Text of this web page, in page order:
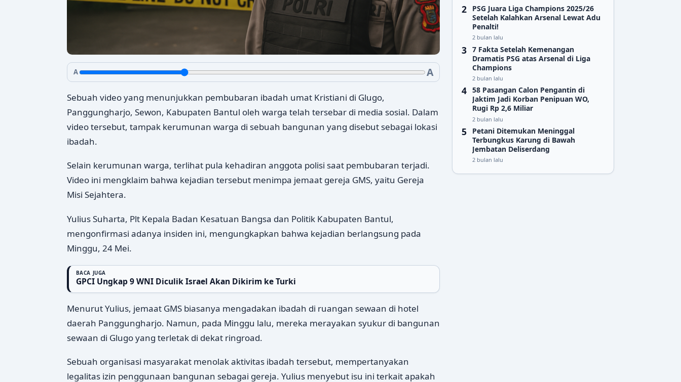
A A
Sebuah video yang menunjukkan pembubaran ibadah umat Kristiani di Glugo,
Panggungharjo, Sewon, Kabupaten Bantul oleh warga telah tersebar di media sosial. Dalam
video tersebut, tampak kerumunan warga di sebuah bangunan yang disebut sebagai lokasi
ibadah.
Selain kerumunan warga, terlihat pula kehadiran anggota polisi saat pembubaran terjadi.
Video ini mengklaim bahwa kejadian tersebut menimpa jemaat gereja GMS, yaitu Gereja
Misi Sejahtera.
Yulius Suharta, Plt Kepala Badan Kesatuan Bangsa dan Politik Kabupaten Bantul,
mengonfirmasi adanya insiden ini, mengungkapkan bahwa kejadian berlangsung pada
Minggu, 24 Mei.
BACA JUGA
GPCI Ungkap 9 WNI Diculik Israel Akan Dikirim ke Turki
Menurut Yulius, jemaat GMS biasanya mengadakan ibadah di ruangan sewaan di hotel
daerah Panggungharjo. Namun, pada Minggu lalu, mereka merayakan syukur di bangunan
sewaan di Glugo yang terletak di dekat ringroad.
Sebuah organisasi masyarakat menolak aktivitas ibadah tersebut, mempertanyakan
legalitas izin penggunaan bangunan sebagai gereja. Yulius menyebut isu ini terkait apakah
PSG Juara Liga Champions 2025/26
Setelah Kalahkan Arsenal Lewat Adu
Penalti!
2 bulan lalu
7 Fakta Setelah Kemenangan
Dramatis PSG atas Arsenal di Liga
Champions
2 bulan lalu
58 Pasangan Calon Pengantin di
Jaktim Jadi Korban Penipuan WO,
Rugi Rp 2,6 Miliar
2 bulan lalu
Petani Ditemukan Meninggal
Terbungkus Karung di Bawah
Jembatan Deliserdang
2 bulan lalu